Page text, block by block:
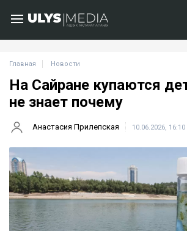
Главная Новости
На Сайране купаются
не знает почему
Анастасия Прилепская 10.06.2026, 16:10